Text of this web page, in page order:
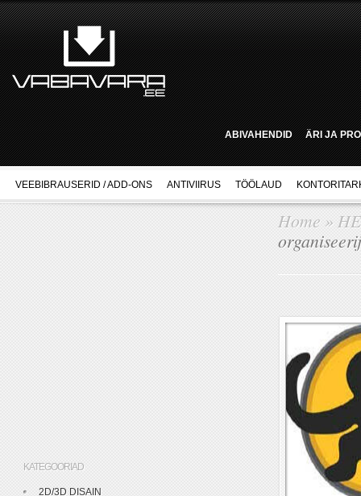
ABIVAHENDID ÄRI JA
VEEBIBRAUSERID / ADD-ONS ANTIVIIRUS TÖÖLAUD
Home »
KATEGOORIAD
2D/3D DISAIN